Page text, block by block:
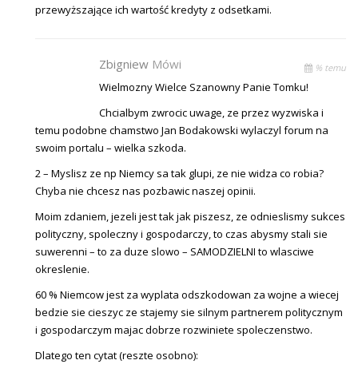
przewyższające ich wartość kredyty z odsetkami.
Zbigniew Mówi % temu
Wielmozny Wielce Szanowny Panie Tomku!
Chcialbym zwrocic uwage, ze przez wyzwiska i
temu podobne chamstwo Jan Bodakowski wylaczyl forum na
swoim portalu – wielka szkoda.
2 – Myslisz ze np Niemcy sa tak glupi, ze nie widza co robia?
Chyba nie chcesz nas pozbawic naszej opinii.
Moim zdaniem, jezeli jest tak jak piszesz, ze odnieslismy sukces
polityczny, spoleczny i gospodarczy, to czas abysmy stali sie
suwerenni – to za duze slowo – SAMODZIELNI to wlasciwe
okreslenie.
60 % Niemcow jest za wyplata odszkodowan za wojne a wiecej
bedzie sie cieszyc ze stajemy sie silnym partnerem politycznym
i gospodarczym majac dobrze rozwiniete spoleczenstwo.
Dlatego ten cytat (reszte osobno):